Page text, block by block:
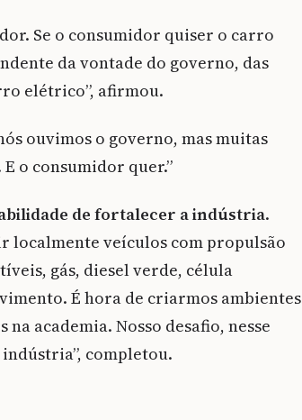
Se o consumidor quiser o carro
da vontade do governo, das
elétrico”, afirmou.
ouvimos o governo, mas muitas
o consumidor quer.”
de fortalecer a indústria.
localmente veículos com propulsão
gás, diesel verde, célula
É hora de criarmos ambientes
academia. Nosso desafio, nesse
completou.